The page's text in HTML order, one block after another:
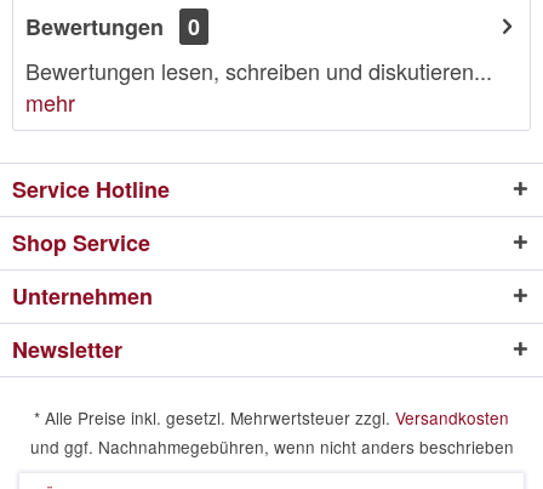
Bewertungen
0
Bewertungen lesen, schreiben und diskutieren...
mehr
Service Hotline
Shop Service
Unternehmen
Newsletter
* Alle Preise inkl. gesetzl. Mehrwertsteuer zzgl. Versandkosten
und ggf. Nachnahmegebühren, wenn nicht anders beschrieben